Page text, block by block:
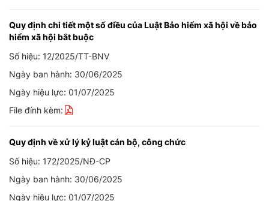
Quy định chi tiết một số điều của Luật Bảo hiểm xã hội về bảo
hiểm xã hội bắt buộc
Số hiệu: 12/2025/TT-BNV
Ngày ban hành: 30/06/2025
Ngày hiệu lực: 01/07/2025
File đính kèm:
Quy định về xử lý kỷ luật cán bộ, công chức
Số hiệu: 172/2025/NĐ-CP
Ngày ban hành: 30/06/2025
Ngày hiệu lực: 01/07/2025